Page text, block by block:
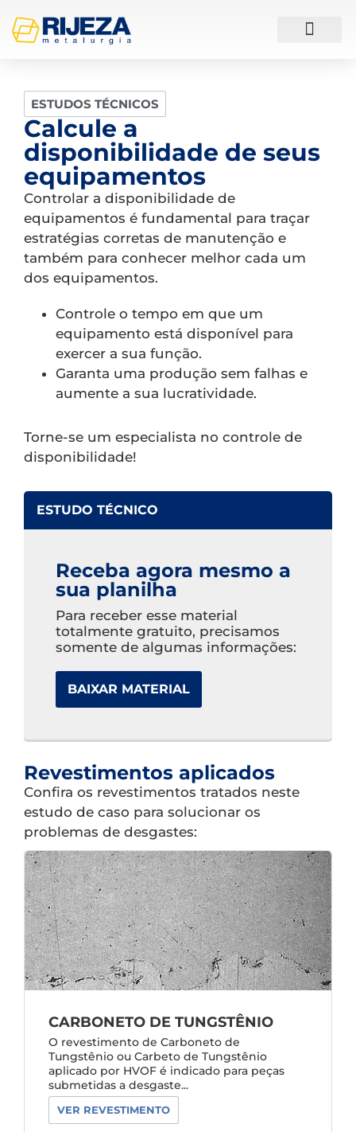
ESTUDOS TÉCNICOS
Calcule a
disponibilidade de seus
equipamentos
Controlar a disponibilidade de
equipamentos é fundamental para traçar
estratégias corretas de manutenção e
também para conhecer melhor cada um
dos equipamentos.
Controle o tempo em que um
equipamento está disponível para
exercer a sua função.
Garanta uma produção sem falhas e
aumente a sua lucratividade.
Torne-se um especialista no controle de
disponibilidade!
ESTUDO TÉCNICO
Receba agora mesmo a
sua planilha
Para receber esse material
totalmente gratuito, precisamos
somente de algumas informações:
BAIXAR MATERIAL
Revestimentos aplicados
Confira os revestimentos tratados neste
estudo de caso para solucionar os
problemas de desgastes:
CARBONETO DE TUNGSTÊNIO
O revestimento de Carboneto de
Tungstênio ou Carbeto de Tungstênio
aplicado por HVOF é indicado para peças
submetidas a desgaste...
VER REVESTIMENTO